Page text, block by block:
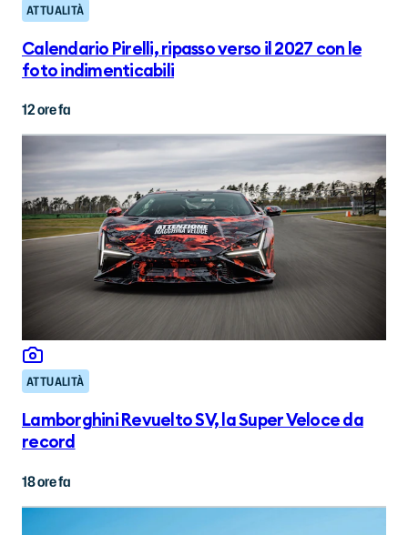
ATTUALITÀ
Calendario Pirelli, ripasso verso il 2027 con le
foto indimenticabili
12 ore fa
ATTUALITÀ
Lamborghini Revuelto SV, la Super Veloce da
record
18 ore fa